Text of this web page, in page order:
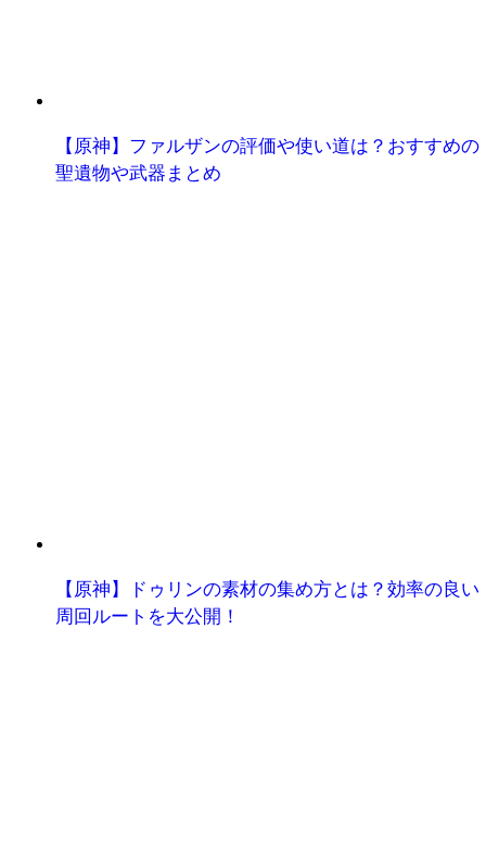
【原神】ファルザンの評価や使い道は？おすすめの
聖遺物や武器まとめ
【原神】ドゥリンの素材の集め方とは？効率の良い
周回ルートを大公開！